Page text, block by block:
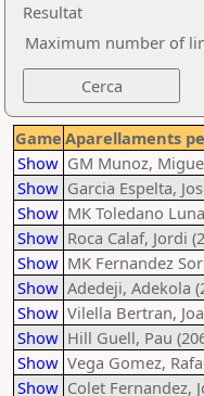
Resultat
Maximum number of
Game Aparellaments
Show GM Munoz,
Show Garcia Espelta,
Show MK Toledano
Show Roca Calaf, Jordi
Show MK Fernandez
Show Adedeji, Adekola
Show Vilella Bertran,
Show Hill Guell, Pau
Show Vega Gomez,
Show Colet Fernandez,